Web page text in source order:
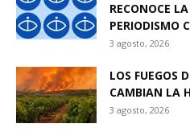
RECONOCE
PERIODISMO
3 agosto, 2026
LOS FUEGOS
CAMBIAN LA
3 agosto, 2026